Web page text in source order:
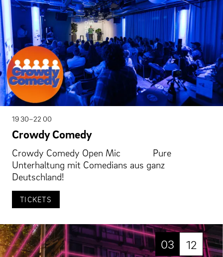
19 30–22 00
Crowdy Comedy
Crowdy Comedy Open Mic Pure
Unterhaltung mit Comedians aus ganz
Deutschland!
TICKETS
03 12